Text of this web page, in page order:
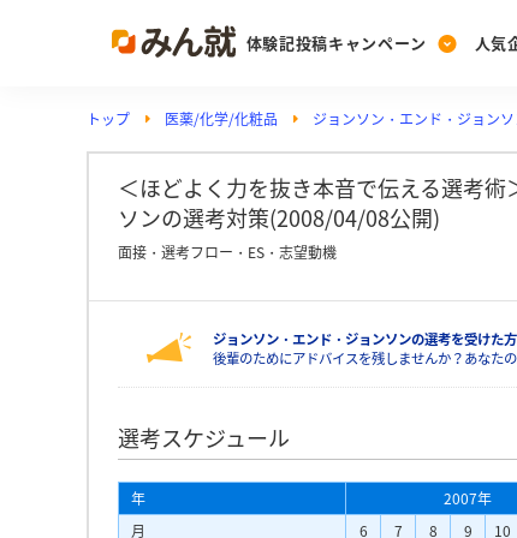
体験記投稿キャンペーン
Post
投稿する
人気
Ranking
ランキングを見る
PickUp
注目の企業特集
動画で知ろう！業
トップ 医薬/化学/化粧品 ジョンソン・エンド・ジョン
＜ほどよく力を抜き本音で伝える選考
ソンの選考対策(2008/04/08公開)
面接・選考フロー・ES・志望動機
ジョンソン・エンド・ジョンソンの選考を受けた
後輩のためにアドバイスを残しませんか？あなた
選考スケジュール
年 2007年
月
6 7 8 9 10